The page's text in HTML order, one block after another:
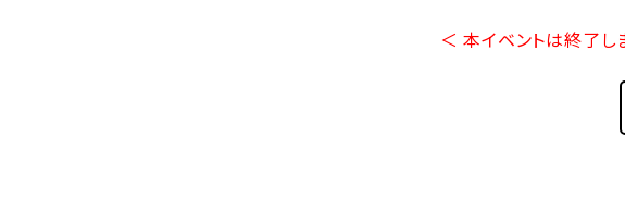
＜ 本イベントは終了し